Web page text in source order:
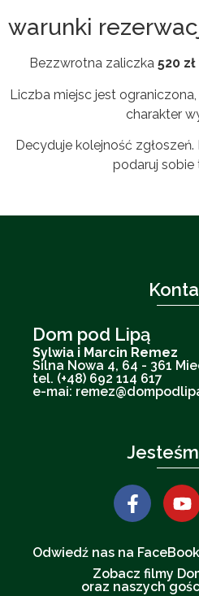
warunki
Bezzwrotna zaliczka 520 zł
Liczba miejsc jest
charakter
Decyduje kolejność
podaruj sobie
Dom pod Lipą
Sylwia i Marcin Remez
Silna Nowa 4, 64 - 361
tel. (+48) 692 114 617
e-mai:
Odwiedź nas na
Zobacz filmy
oraz naszych